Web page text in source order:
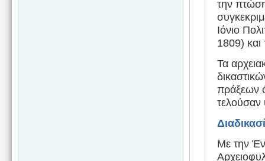
την
Ιόνιο
1809)
Τα
πράξεων
τελούσαν
Με την